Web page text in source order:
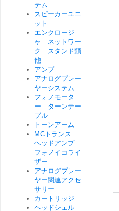
テム
スピーカーユニ
ット
エンクロージ
ャ ネットワー
ク スタンド類
他
アンプ
アナログプレー
ヤーシステム
フォノモータ
ー ターンテー
ブル
トーンアーム
MCトランス
ヘッドアンプ
フォノイコライ
ザー
アナログプレー
ヤー関連アクセ
サリー
カートリッジ
ヘッドシェル